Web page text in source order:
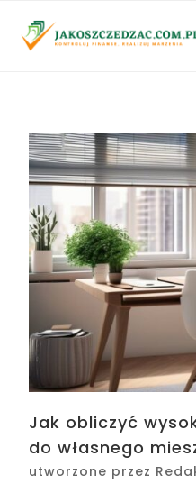
Jak obliczyć
do własnego
utworzone przez